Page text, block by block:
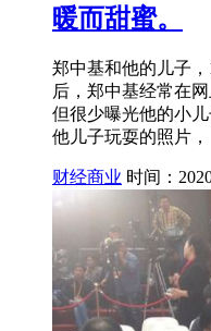
暖而甜蜜。
郑中基和他的儿子
后，郑中基经常在
但很少曝光他的小
他儿子玩耍的照片，
财经商业 时间：